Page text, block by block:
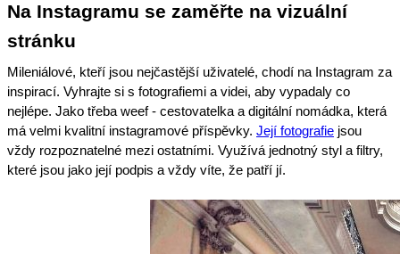
Na Instagramu se zaměřte na vizuální
stránku
Mileniálové, kteří jsou nejčastější uživatelé, chodí na Instagram za
inspirací. Vyhrajte si s fotografiemi a videi, aby vypadaly co
nejlépe. Jako třeba weef - cestovatelka a digitální nomádka, která
má velmi kvalitní instagramové příspěvky. Její fotografie jsou
vždy rozpoznatelné mezi ostatními. Využívá jednotný styl a filtry,
které jsou jako její podpis a vždy víte, že patří jí.